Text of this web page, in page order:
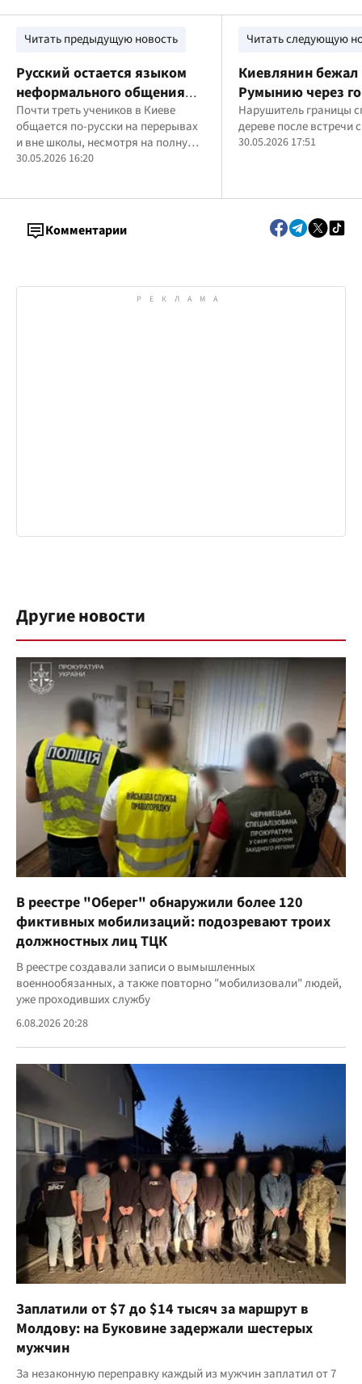
Читать предыдущую новость
Русский остается языком
неформального общения
молодежи, – опрос
Киевсовета
Почти треть учеников в Киеве
общается по-русски на перерывах
и вне школы, несмотря на полную
украиноязычность уроков
30.05.2026 16:20
Читать следующую
Киевлянин бежал
Румынию через
наткнулся на
Нарушитель границы
дереве после встречи
30.05.2026 17:51
Комментарии
Другие новости
В реестре "Оберег" обнаружили более 120
фиктивных мобилизаций: подозревают троих
должностных лиц ТЦК
В реестре создавали записи о вымышленных
военнообязанных, а также повторно "мобилизовали" людей,
уже проходивших службу
6.08.2026 20:28
Заплатили от $7 до $14 тысяч за маршрут в
Молдову: на Буковине задержали шестерых
мужчин
За незаконную переправку каждый из мужчин заплатил от 7